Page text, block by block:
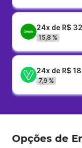
24x de R$
15,8 %
24x de R$
7,9 %
Opções de